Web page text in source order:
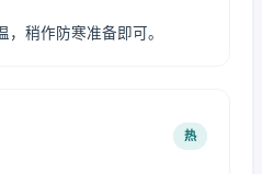
稍作防寒准备即可。
热